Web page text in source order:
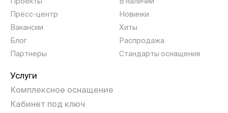
Пресс-центр
Вакансии
Блог
Партнеры
Новинки
Хиты
Распродажа
Стандарты оснащения
Услуги
Комплексное оснащение
Кабинет под ключ